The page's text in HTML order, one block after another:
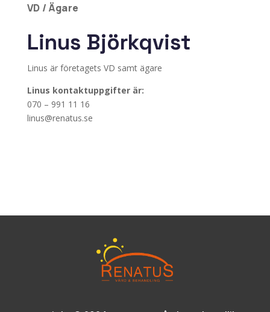
VD / Ägare
Linus Björkqvist
Linus är företagets VD samt ägare
Linus kontaktuppgifter är:
070 – 991 11 16
linus@renatus.se